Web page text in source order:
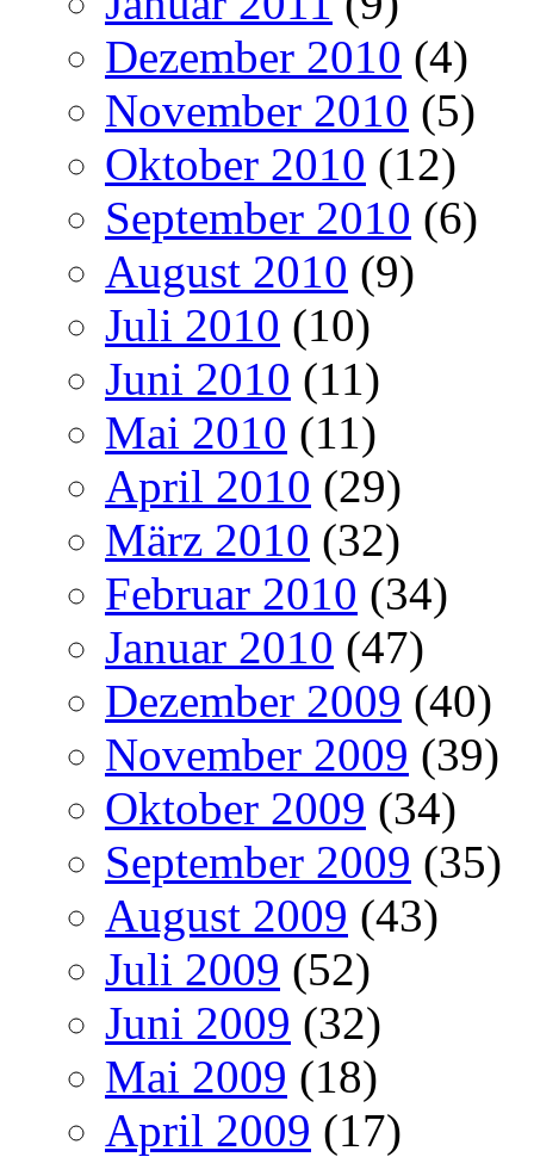
Dezember 2010 (4)
November 2010 (5)
Oktober 2010 (12)
September 2010 (6)
August 2010 (9)
Juli 2010 (10)
Juni 2010 (11)
Mai 2010 (11)
April 2010 (29)
März 2010 (32)
Februar 2010 (34)
Januar 2010 (47)
Dezember 2009 (40)
November 2009 (39)
Oktober 2009 (34)
September 2009 (35)
August 2009 (43)
Juli 2009 (52)
Juni 2009 (32)
Mai 2009 (18)
April 2009 (17)